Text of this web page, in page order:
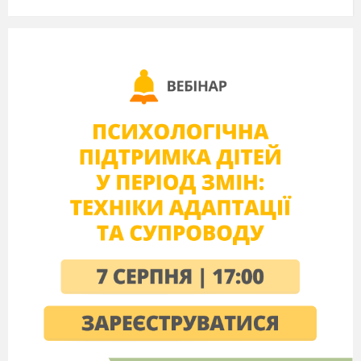
Заисуємо тему.
Хто такі козаки?
Робота з картою с.44 . Яку назву має карта? (історико-
етнографічні регіони)